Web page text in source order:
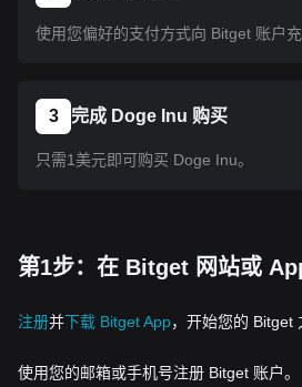
使用您偏好的支付方式向 Bitget 账户充
3 完成 Doge Inu 购买
只需1美元即可购买 Doge Inu。
第1步：在 Bitget 网站或
注册并下载 Bitget App，开始您的 Bitget
使用您的邮箱或手机号注册 Bitget 账户。